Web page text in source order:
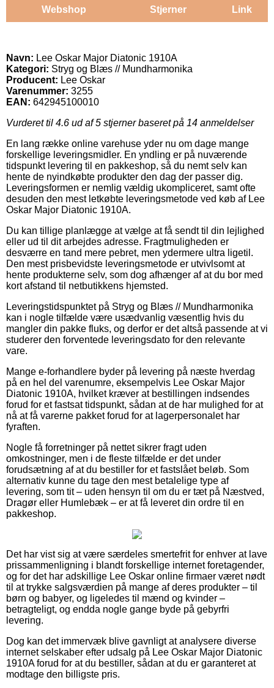
Webshop Stjerner Link
Navn: Lee Oskar Major Diatonic 1910A
Kategori: Stryg og Blæs // Mundharmonika
Producent: Lee Oskar
Varenummer: 3255
EAN: 642945100010
Vurderet til 4.6 ud af 5 stjerner baseret på 14 anmeldelser
En lang række online varehuse yder nu om dage mange
forskellige leveringsmidler. En yndling er på nuværende
tidspunkt levering til en pakkeshop, så du nemt selv kan
hente de nyindkøbte produkter den dag der passer dig.
Leveringsformen er nemlig vældig ukompliceret, samt ofte
desuden den mest letkøbte leveringsmetode ved køb af Lee
Oskar Major Diatonic 1910A.
Du kan tillige planlægge at vælge at få sendt til din lejlighed
eller ud til dit arbejdes adresse. Fragtmuligheden er
desværre en tand mere pebret, men ydermere ultra ligetil.
Den mest prisbevidste leveringsmetode er utvivlsomt at
hente produkterne selv, som dog afhænger af at du bor med
kort afstand til netbutikkens hjemsted.
Leveringstidspunktet på Stryg og Blæs // Mundharmonika
kan i nogle tilfælde være usædvanlig væsentlig hvis du
mangler din pakke fluks, og derfor er det altså passende at vi
studerer den forventede leveringsdato for den relevante
vare.
Mange e-forhandlere byder på levering på næste hverdag
på en hel del varenumre, eksempelvis Lee Oskar Major
Diatonic 1910A, hvilket kræver at bestillingen indsendes
forud for et fastsat tidspunkt, sådan at de har mulighed for at
nå at få varerne pakket forud for at lagerpersonalet har
fyraften.
Nogle få forretninger på nettet sikrer fragt uden
omkostninger, men i de fleste tilfælde er det under
forudsætning af at du bestiller for et fastslået beløb. Som
alternativ kunne du tage den mest betalelige type af
levering, som tit – uden hensyn til om du er tæt på Næstved,
Dragør eller Humlebæk – er at få leveret din ordre til en
pakkeshop.
Det har vist sig at være særdeles smertefrit for enhver at lave
prissammenligning i blandt forskellige internet foretagender,
og for det har adskillige Lee Oskar online firmaer været nødt
til at trykke salgsværdien på mange af deres produkter – til
børn og babyer, og ligeledes til mænd og kvinder –
betragteligt, og endda nogle gange byde på gebyrfri
levering.
Dog kan det immervæk blive gavnligt at analysere diverse
internet selskaber efter udsalg på Lee Oskar Major Diatonic
1910A forud for at du bestiller, sådan at du er garanteret at
modtage den billigste pris.